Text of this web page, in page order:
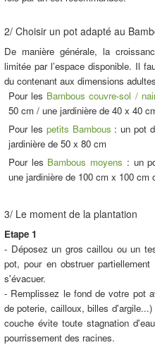
2/ Choisir un pot adapté au
De manière générale, la
limitée par l’espace disponible. Il
du contenant aux dimensions
Pour les Bambous couvre-sol /
50 cm / une jardinière de 40 x 40
Pour les petits Bambous : un pot
jardinière de 50 x 80 cm
Pour les Bambous moyens : un
une jardinière de 100 cm x 100 cm
3/ Le moment de la plantation
Etape 1
- Déposez un gros caillou ou un
pot, pour en obstruer
s'évacuer.
- Remplissez le fond de votre pot
de poterie, cailloux, billes
couche évite toute stagnation
pourrissement des racines.